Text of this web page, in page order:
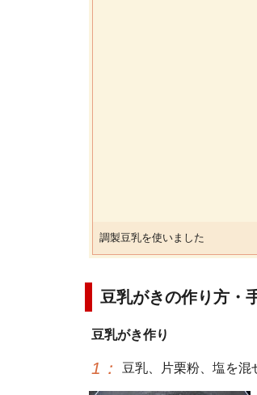
調製豆乳を使いました
豆乳がきの作り方・
豆乳がき作り
1 ： 豆乳、片栗粉、塩を混